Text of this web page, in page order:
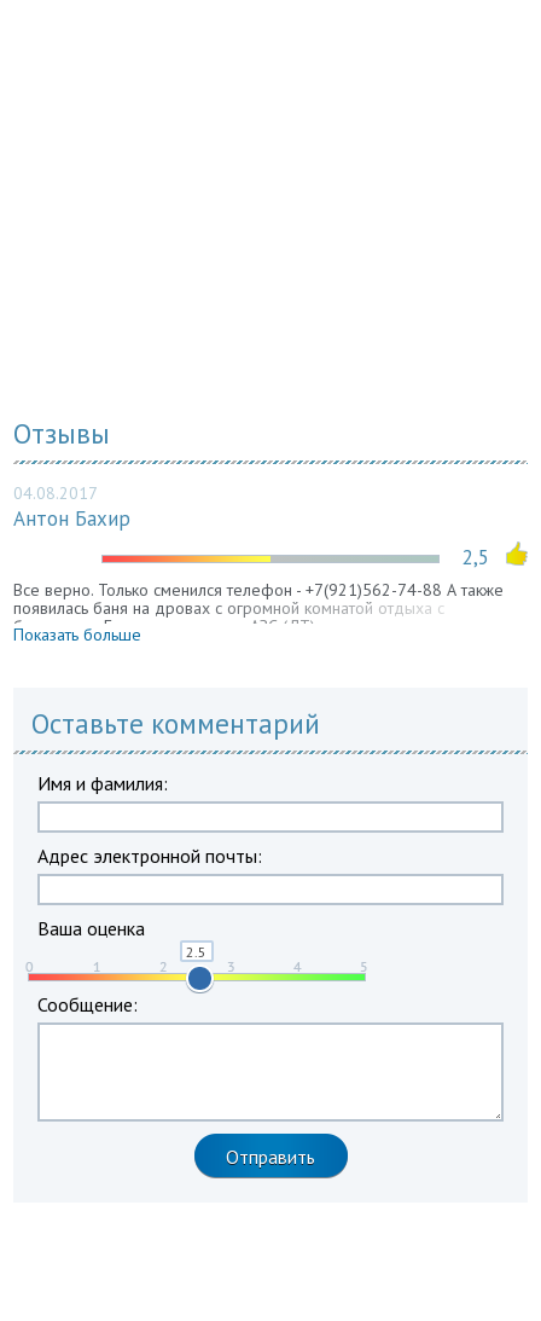
Отзывы
04.08.2017
Антон Бахир
2,5
Все верно. Только сменился телефон - +7(921)562-74-88 А также
появилась баня на дровах с огромной комнатой отдыха с
бильярдом. Есть шиномонтаж и АЗС (ДТ)
Показать больше
Оставьте комментарий
Имя и фамилия:
Адрес электронной почты:
Ваша оценка
Сообщение: